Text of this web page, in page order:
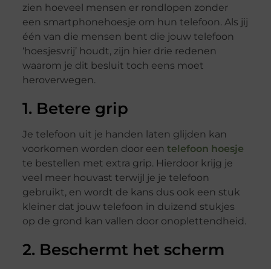
zien hoeveel mensen er rondlopen zonder
een smartphonehoesje om hun telefoon. Als jij
één van die mensen bent die jouw telefoon
‘hoesjesvrij’ houdt, zijn hier drie redenen
waarom je dit besluit toch eens moet
heroverwegen.
1. Betere grip
Je telefoon uit je handen laten glijden kan
voorkomen worden door een telefoon hoesje
te bestellen met extra grip. Hierdoor krijg je
veel meer houvast terwijl je je telefoon
gebruikt, en wordt de kans dus ook een stuk
kleiner dat jouw telefoon in duizend stukjes
op de grond kan vallen door onoplettendheid.
2. Beschermt het scherm